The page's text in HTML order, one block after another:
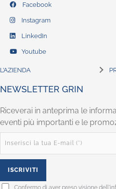
Facebook
Instagram
LinkedIn
Youtube
L’AZIENDA
NEWSLETTER GRIN
Riceverai in anteprima le
eventi più importanti e le
Confermo di aver preso visione